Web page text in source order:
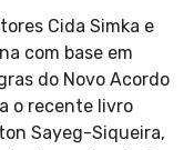
Cida Simka e
com base em
do Novo Acordo
o recente livro
Sayeg-Siqueira,